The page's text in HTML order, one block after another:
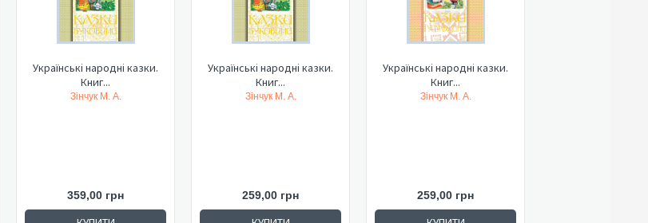
Українські народні казки.
Книг...
Зінчук М. А.
359,00 грн
Українські народні казки.
Книг...
Зінчук М. А.
259,00 грн
Українські народні казки.
Книг...
Зінчук М. А.
259,00 грн